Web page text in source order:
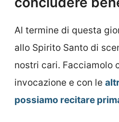
Al termine di questa
allo Spirito Santo di
nostri cari. Facciamolo
invocazione e con le
possiamo recitare